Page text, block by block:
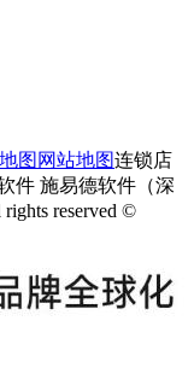
图 网站地图连锁店
件 施易德软件（深
reserved ©